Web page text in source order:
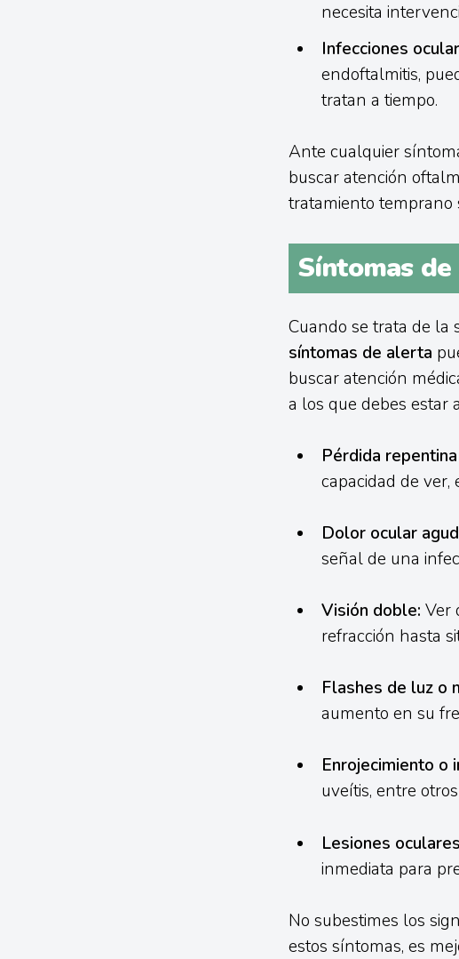
necesita
Infecciones
endoftalmitis,
tratan a tiempo.
Ante cualquier
buscar atención
tratamiento temprano
Síntomas
Cuando se trata de la
síntomas de alerta
buscar atención
a los que debes estar
Pérdida
capacidad de
Dolor ocular
señal de una
Visión doble: Ver
refracción hasta
Flashes de luz o
aumento en su
Enrojecimiento o
uveítis, entre
Lesiones
inmediata para
No subestimes los
estos síntomas, es